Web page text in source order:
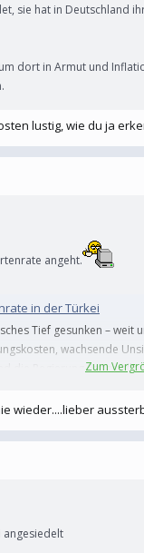
sie hat in Deutschland
dort in Armut und
lustig, wie du ja
angeht.
in der Türkei
Tief gesunken – weit
wachsende
die Regierung
gesunken – weit
als Treiber des
Zum
wieder....lieber
angesiedelt